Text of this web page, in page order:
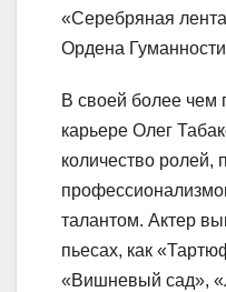
«Серебряная
Ордена Гуманности
В своей более чем
карьере Олег
количество ролей,
талантом. Актер
пьесах, как
«Вишневый сад»,